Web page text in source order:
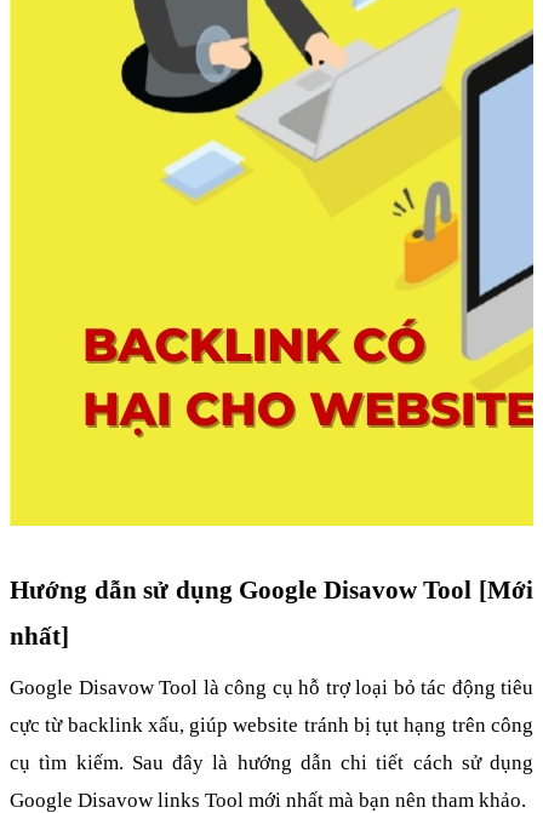
Hướng dẫn sử dụng Google Disavow Tool [Mới
nhất]
Google Disavow Tool là công cụ hỗ trợ loại bỏ tác động tiêu
cực từ backlink xấu, giúp website tránh bị tụt hạng trên công
cụ tìm kiếm. Sau đây là hướng dẫn chi tiết cách sử dụng
Google Disavow links Tool mới nhất mà bạn nên tham khảo.